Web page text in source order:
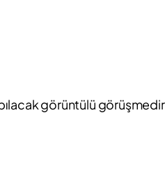
görüntülü